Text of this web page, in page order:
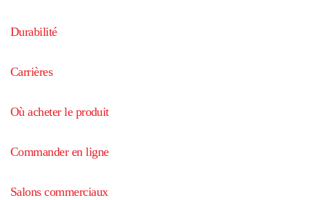
Durabilité
Carrières
Où acheter le produit
Commander en ligne
Salons commerciaux